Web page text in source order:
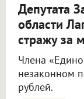
Депутата
области
стражу за
Члена
незаконном
рублей.